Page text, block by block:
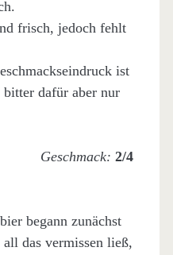
frisch, jedoch fehlt
ist
dafür aber nur
Geschmack:2/4
begann zunächst
das vermissen ließ,